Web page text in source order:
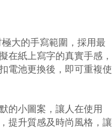
極大的手寫範圍，採用最
在紙上寫字的真實手感，
電池更換後，即可重複使
的小圖案，讓人在使用
提升質感及時尚風格，讓